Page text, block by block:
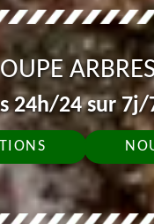
24h/24 sur 7j/